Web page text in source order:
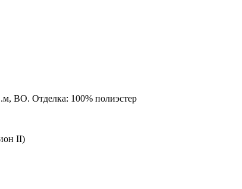
ВО. Отделка: 100% полиэстер
II)